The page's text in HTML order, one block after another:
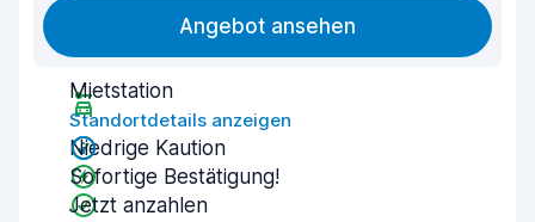
Angebot ansehen
Mietstation
Standortdetails anzeigen
Niedrige Kaution
Sofortige Bestätigung!
Jetzt anzahlen